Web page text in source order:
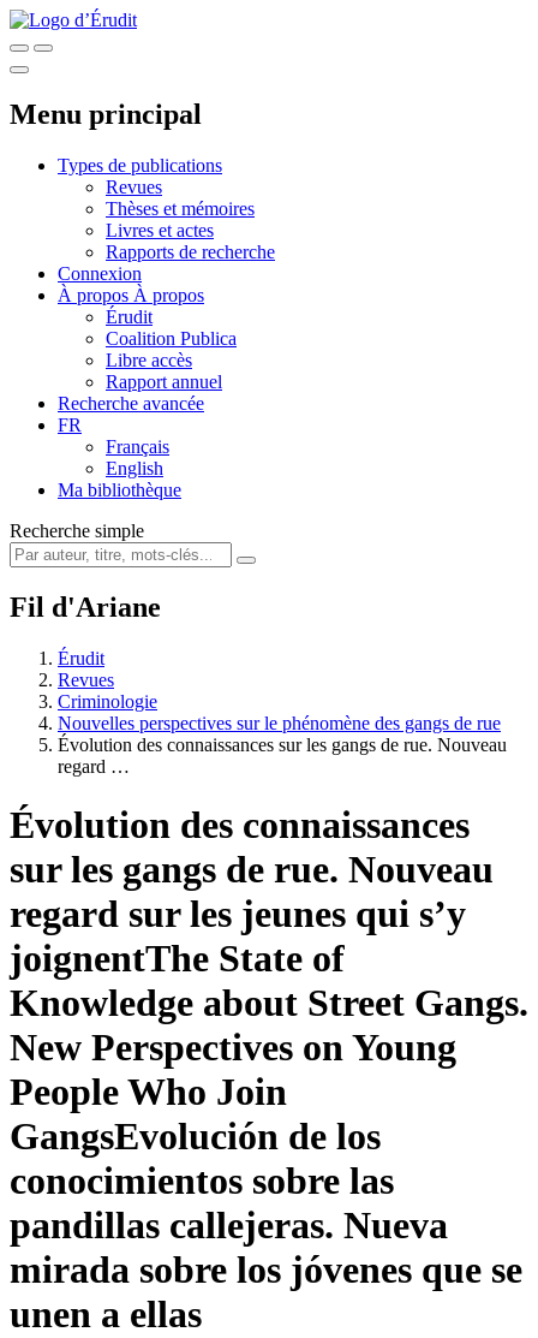
Menu principal
Types de publications
Revues
Thèses et mémoires
Livres et actes
Rapports de recherche
Connexion
À propos À propos
Érudit
Coalition Publica
Libre accès
Rapport annuel
Recherche avancée
FR
Français
English
Ma bibliothèque
Recherche simple
Fil d'Ariane
Érudit
Revues
Criminologie
Nouvelles perspectives sur le phénomène des gangs de rue
Évolution des connaissances sur les gangs de rue. Nouveau
regard …
Évolution des connaissances
sur les gangs de rue. Nouveau
regard sur les jeunes qui s’y
joignentThe State of
Knowledge about Street Gangs.
New Perspectives on Young
People Who Join
GangsEvolución de los
conocimientos sobre las
pandillas callejeras. Nueva
mirada sobre los jóvenes que se
unen a ellas